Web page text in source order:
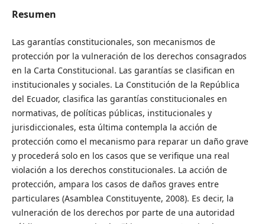
Resumen
Las garantías constitucionales, son mecanismos de
protección por la vulneración de los derechos consagrados
en la Carta Constitucional. Las garantías se clasifican en
institucionales y sociales. La Constitución de la República
del Ecuador, clasifica las garantías constitucionales en
normativas, de políticas públicas, institucionales y
jurisdiccionales, esta última contempla la acción de
protección como el mecanismo para reparar un daño grave
y procederá solo en los casos que se verifique una real
violación a los derechos constitucionales. La acción de
protección, ampara los casos de daños graves entre
particulares (Asamblea Constituyente, 2008). Es decir, la
vulneración de los derechos por parte de una autoridad